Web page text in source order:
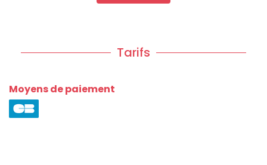
Tarifs
Moyens de paiement